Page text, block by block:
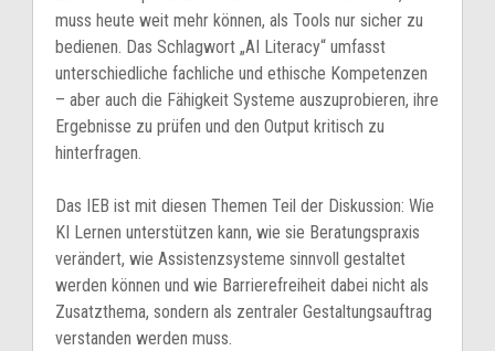
muss heute weit mehr können, als Tools nur sicher zu
bedienen. Das Schlagwort „AI Literacy“ umfasst
unterschiedliche fachliche und ethische Kompetenzen
– aber auch die Fähigkeit Systeme auszuprobieren, ihre
Ergebnisse zu prüfen und den Output kritisch zu
hinterfragen.
Das IEB ist mit diesen Themen Teil der Diskussion: Wie
KI Lernen unterstützen kann, wie sie Beratungspraxis
verändert, wie Assistenzsysteme sinnvoll gestaltet
werden können und wie Barrierefreiheit dabei nicht als
Zusatzthema, sondern als zentraler Gestaltungsauftrag
verstanden werden muss.